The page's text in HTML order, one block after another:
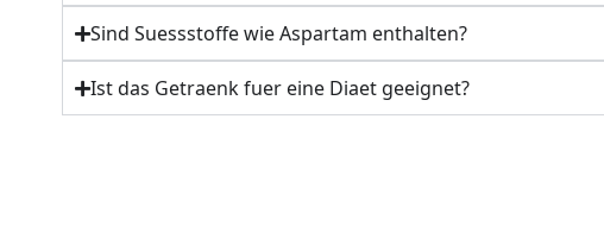
Sind Suessstoffe wie Aspartam enthalten?
Ist das Getraenk fuer eine Diaet geeignet?